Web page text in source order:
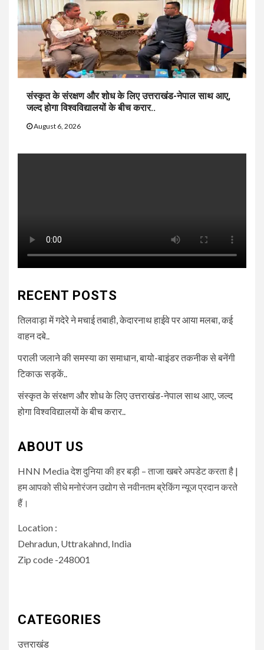
संस्कृत के संरक्षण और शोध के लिए उत्तराखंड-नेपाल साथ आए,
जल्द होगा विश्वविद्यालयों के बीच करार..
August 6, 2026
RECENT POSTS
तिलवाड़ा में गदेरे ने मचाई तबाही, केदारनाथ हाईवे पर आया मलबा, कई
वाहन दबे..
पराली जलाने की समस्या का समाधान, बायो-बाइंडर तकनीक से बनेंगी
टिकाऊ सड़कें..
संस्कृत के संरक्षण और शोध के लिए उत्तराखंड-नेपाल साथ आए, जल्द
होगा विश्वविद्यालयों के बीच करार..
ABOUT US
HNN Media देश दुनिया की हर बड़ी – ताजा खबरे अपडेट करता है |
हम आपको सीधे मनोरंजन उद्योग से नवीनतम ब्रेकिंग न्यूज प्रदान करते
हैं।
Location :
Dehradun, Uttrakahnd, India
Zip code -248001
CATEGORIES
उत्तराखंड